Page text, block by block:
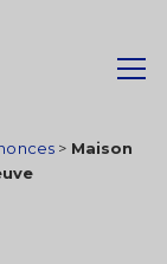
> Maison